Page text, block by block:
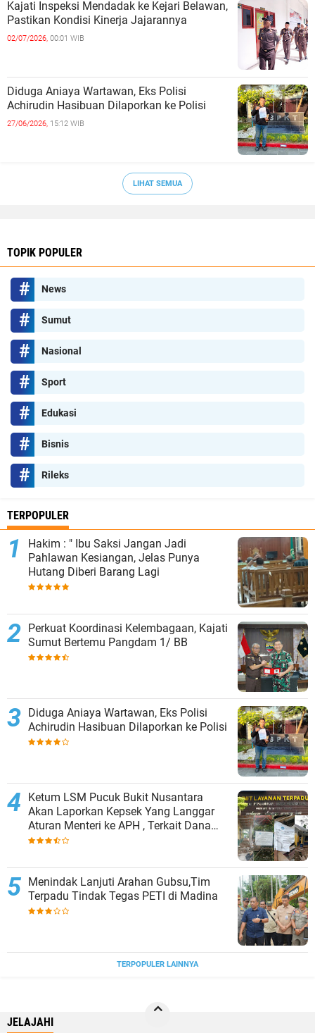
Kajati Inspeksi Mendadak ke Kejari Belawan,
Pastikan Kondisi Kinerja Jajarannya
02/07/2026, 00:01 WIB
Diduga Aniaya Wartawan, Eks Polisi
Achirudin Hasibuan Dilaporkan ke Polisi
27/06/2026, 15:12 WIB
LIHAT SEMUA
TOPIK POPULER
News
Sumut
Nasional
Sport
Edukasi
Bisnis
Rileks
TERPOPULER
Hakim : " Ibu Saksi Jangan Jadi
Pahlawan Kesiangan, Jelas Punya
Hutang Diberi Barang Lagi
Perkuat Koordinasi Kelembagaan, Kajati
Sumut Bertemu Pangdam 1/ BB
Diduga Aniaya Wartawan, Eks Polisi
Achirudin Hasibuan Dilaporkan ke Polisi
Ketum LSM Pucuk Bukit Nusantara
Akan Laporkan Kepsek Yang Langgar
Aturan Menteri ke APH , Terkait Dana
Revitalisasi Sekolah
Menindak Lanjuti Arahan Gubsu,Tim
Terpadu Tindak Tegas PETI di Madina
TERPOPULER LAINNYA
JELAJAHI